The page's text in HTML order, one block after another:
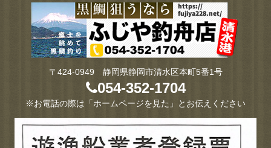
〒424-0949 静岡県静岡市清水区本町5番1号
054-352-1704
※お電話の際は「ホームページを見た」とお伝えください